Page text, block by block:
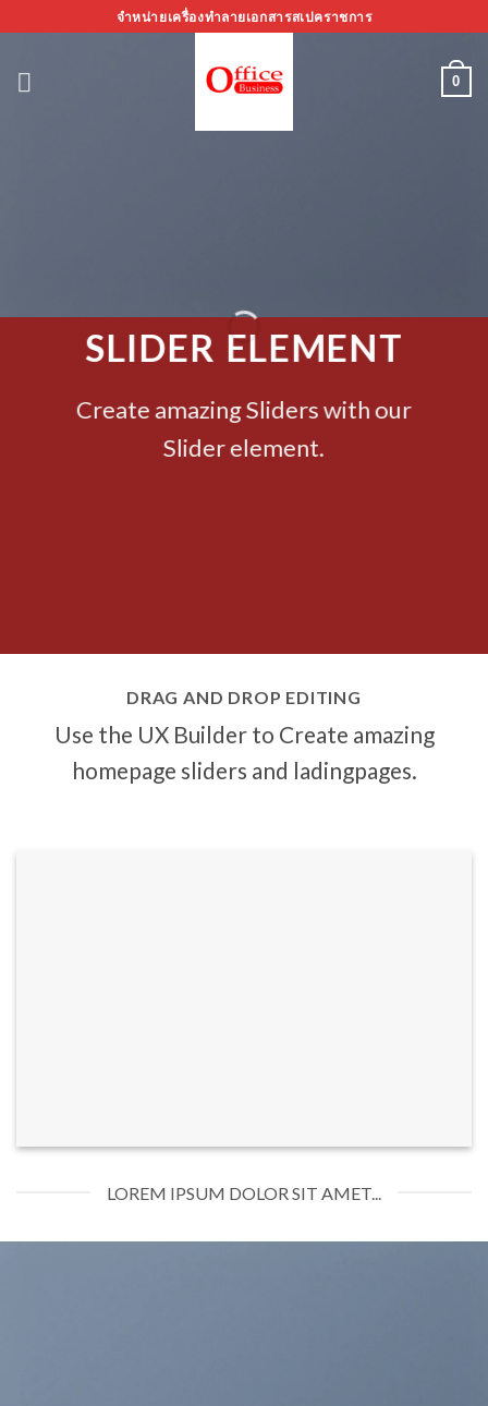
ไป
เนื้อหา
จำหน่ายเครื่องทำลายเอกสารสเปคราชการ
0
SLIDER ELEMENT
Create amazing Sliders with our
Slider element.
DRAG AND DROP EDITING
Use the UX Builder to Create amazing
homepage sliders and ladingpages.
LOREM IPSUM DOLOR SIT AMET...